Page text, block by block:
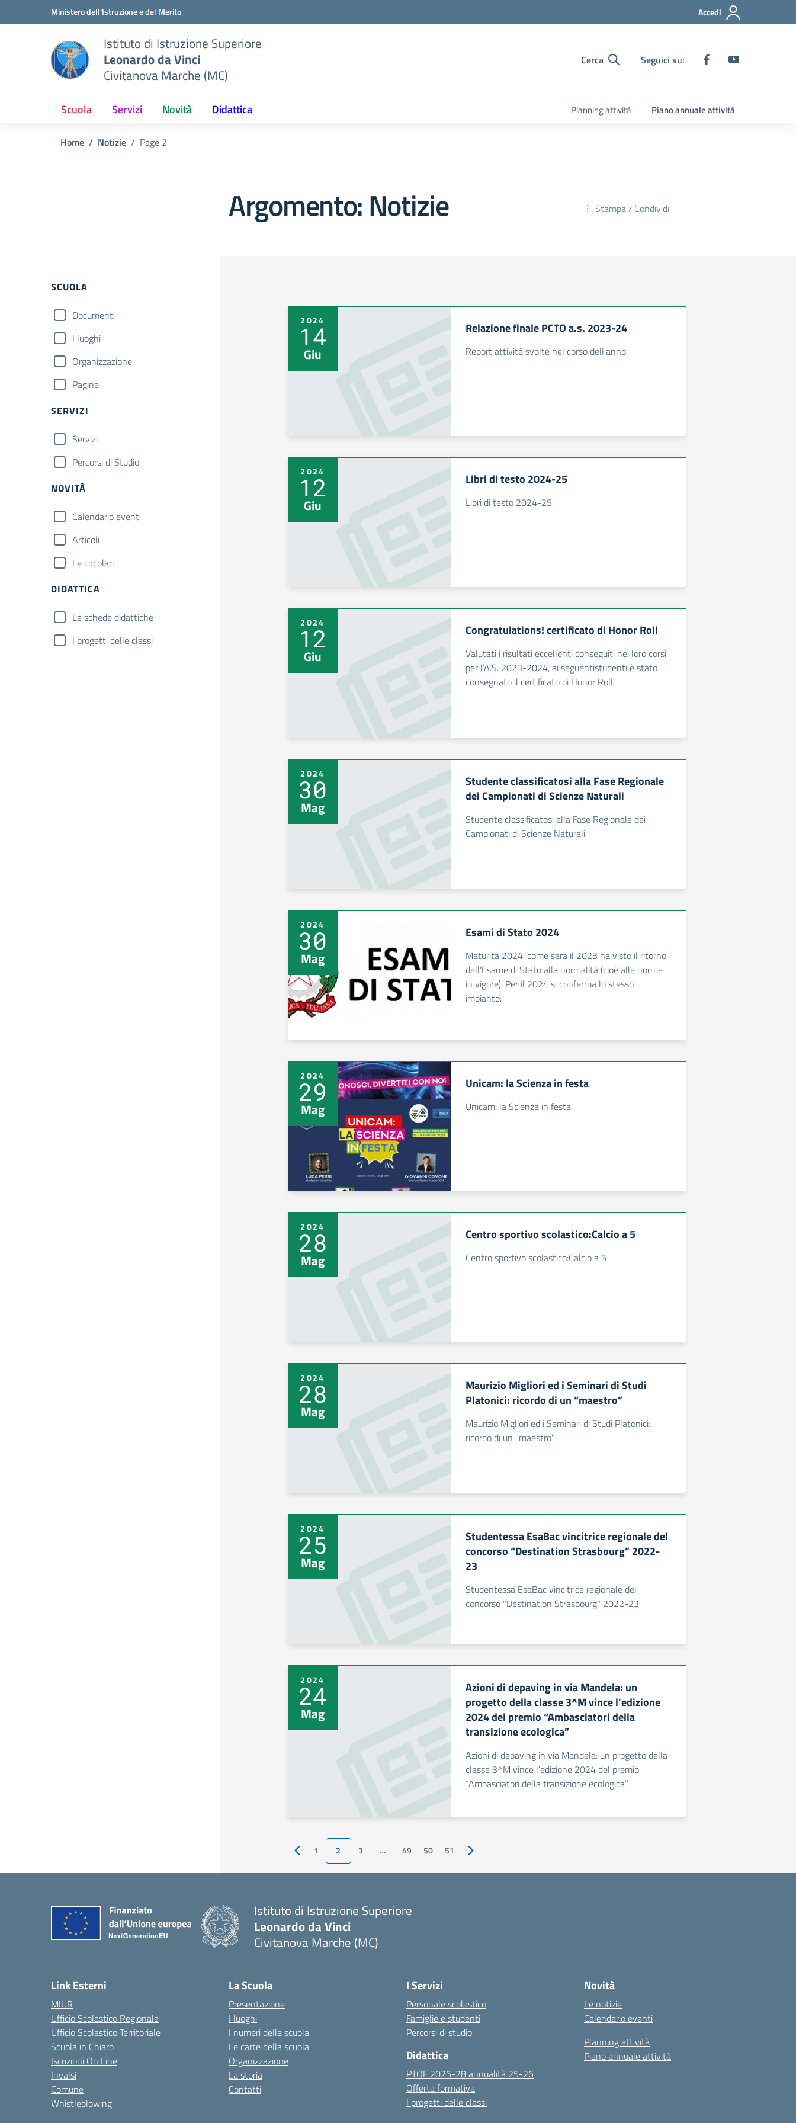
Vai ai contenuti
Vai al menu di navigazioneMinistero dell'Istruzione e del Merito Accedi
Istituto di Istruzione Superiore
Leonardo da Vinci
Civitanova Marche (MC)
Cerca Seguici su:
Scuola Servizi Novità Didattica Planning attività Piano annuale attività
Home Notizie Page 2
Argomento: Notizie Stampa / Condividi
Filtri
SCUOLA
Documenti
I luoghi
Organizzazione
Pagine
SERVIZI
Servizi
Percorsi di Studio
NOVITÀ
Calendario eventi
Articoli
Le circolari
DIDATTICA
Le schede didattiche
I progetti delle classi
2024
14
Giu
Relazione finale PCTO a.s. 2023-24
Report attività svolte nel corso dell'anno.
2024
12
Giu
Libri di testo 2024-25
Libri di testo 2024-25
2024
12
Giu
Congratulations! certificato di Honor Roll
Valutati i risultati eccellenti conseguiti nei loro corsi
per l’A.S. 2023-2024, ai seguentistudenti è stato
consegnato il certificato di Honor Roll:
2024
30
Mag
Studente classificatosi alla Fase Regionale
dei Campionati di Scienze Naturali
Studente classificatosi alla Fase Regionale dei
Campionati di Scienze Naturali
2024
30
Mag
Esami di Stato 2024
Maturità 2024: come sarà il 2023 ha visto il ritorno
dell’Esame di Stato alla normalità (cioè alle norme
in vigore). Per il 2024 si conferma lo stesso
impianto:
2024
29
Mag
Unicam: la Scienza in festa
Unicam: la Scienza in festa
2024
28
Mag
Centro sportivo scolastico:Calcio a 5
Centro sportivo scolastico:Calcio a 5
2024
28
Mag
Maurizio Migliori ed i Seminari di Studi
Platonici: ricordo di un “maestro”
Maurizio Migliori ed i Seminari di Studi Platonici:
ricordo di un "maestro"
2024
25
Mag
Studentessa EsaBac vincitrice regionale del
concorso “Destination Strasbourg” 2022-
23
Studentessa EsaBac vincitrice regionale del
concorso "Destination Strasbourg" 2022-23
2024
24
Mag
Azioni di depaving in via Mandela: un
progetto della classe 3^M vince l’edizione
2024 del premio “Ambasciatori della
transizione ecologica”
Azioni di depaving in via Mandela: un progetto della
classe 3^M vince l’edizione 2024 del premio
“Ambasciatori della transizione ecologica”
Pagina precedente
1 2 3 … 49 50 51 Pagina successiva
Istituto di Istruzione Superiore
Leonardo da Vinci
Civitanova Marche (MC)
Link Esterni
MIUR
Ufficio Scolastico Regionale
Ufficio Scolastico Territoriale
Scuola in Chiaro
Iscrizioni On Line
Invalsi
Comune
Whistleblowing
La Scuola
Presentazione
I luoghi
I numeri della scuola
Le carte della scuola
Organizzazione
La storia
Contatti
I Servizi
Personale scolastico
Famiglie e studenti
Percorsi di studio
Didattica
PTOF 2025-28 annualità 25-26
Offerta formativa
I progetti delle classi
Novità
Le notizie
Calendario eventi
Planning attività
Piano annuale attività